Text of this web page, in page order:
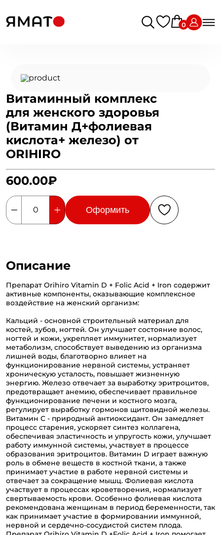
0
Витаминный комплекс
для женского здоровья
(Витамин Д+фолиевая
кислота+ железо) от
ORIHIRO
600.00₽
0 Оформить
Описание
Препарат Orihiro Vitamin D + Folic Acid + Iron содержит
активные компоненты, оказывающие комплексное
воздействие на женский организм:
Кальций - основной строительный материал для
костей, зубов, ногтей. Он улучшает состояние волос,
ногтей и кожи, укрепляет иммунитет, нормализует
метаболизм, способствует выведению из организма
лишней воды, благотворно влияет на
функционирование нервной системы, устраняет
хроническую усталость, повышает жизненную
энергию. Железо отвечает за выработку эритроцитов,
предотвращает анемию, обеспечивает правильное
функционирование печени и костного мозга,
регулирует выработку гормонов щитовидной железы.
Витамин С - природный антиоксидант. Он замедляет
процесс старения, ускоряет синтез коллагена,
обеспечивая эластичность и упругость кожи, улучшает
работу иммунной системы, участвует в процессе
образования эритроцитов. Витамин D играет важную
роль в обмене веществ в костной ткани, а также
принимает участие в работе нервной системы и
отвечает за сокращение мышц. Фолиевая кислота
участвует в процессах кроветворения, нормализует
свертываемость крови. Особенно фолиевая кислота
рекомендована женщинам в период беременности, так
как принимает участие в формировании иммунной,
нервной и сердечно-сосудистой систем плода.